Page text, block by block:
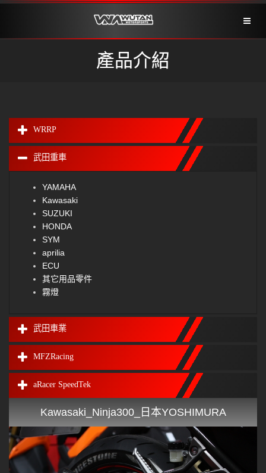
產品介紹
WRRP
武田重車
YAMAHA
Kawasaki
SUZUKI
HONDA
SYM
aprilia
ECU
其它用品零件
霧燈
武田車業
MFZRacing
aRacer SpeedTek
Kawasaki_Ninja300_日本YOSHIMURA